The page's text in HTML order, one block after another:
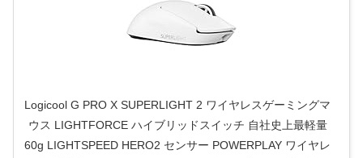
Logicool G PRO X SUPERLIGHT 2 ワイヤレスゲーミングマ
ウス LIGHTFORCE ハイブリッドスイッチ 自社史上最軽量
60g LIGHTSPEED HERO2 センサー POWERPLAY ワイヤレ